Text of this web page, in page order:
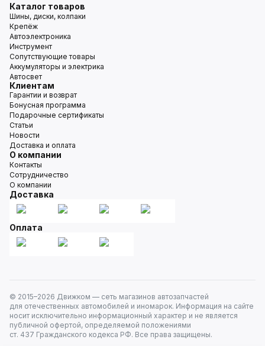
Каталог товаров
Шины, диски, колпаки
Крепёж
Автоэлектроника
Инструмент
Сопутствующие товары
Аккумуляторы и электрика
Автосвет
Клиентам
Гарантии и возврат
Бонусная программа
Подарочные сертификаты
Статьи
Новости
Доставка и оплата
О компании
Контакты
Сотрудничество
О компании
Доставка
Оплата
© 2015–2026 Движком — сеть магазинов автозапчастей
для отечественных автомобилей и иномарок. Информация на сайте
носит исключительно информационный характер и не является
публичной офертой, определяемой положениями
ст. 437 Гражданского кодекса РФ. Все права защищены.